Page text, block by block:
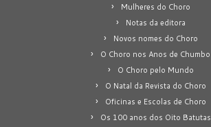
Mulheres do Choro
Notas da editora
Novos nomes do Choro
O Choro nos Anos de Chumbo
O Choro pelo Mundo
O Natal da Revista do Choro
Oficinas e Escolas de Choro
Os 100 anos dos Oito Batutas